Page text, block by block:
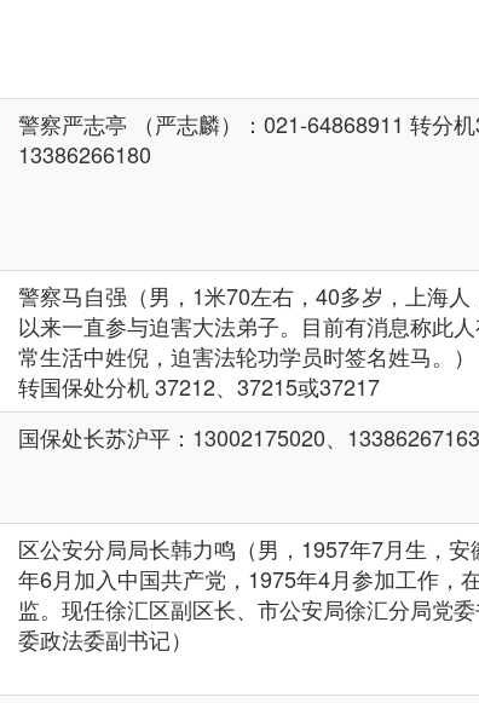
警察严志亭 （严志麟）：021-64868911 转分
13386266180
警察马自强（男，1米70左右，40多岁，上海
以来一直参与迫害大法弟子。目前有消息称此
常生活中姓倪，迫害法轮功学员时签名姓马。
转国保处分机 37212、37215或37217
国保处长苏沪平：13002175020、13386267163
区公安分局局长韩力鸣（男，1957年7月生，
年6月加入中国共产党，1975年4月参加工作，
监。现任徐汇区副区长、市公安局徐汇分局党
委政法委副书记）